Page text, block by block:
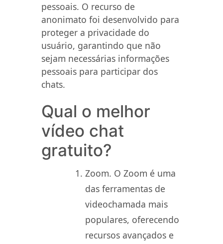
pessoais. O recurso de
anonimato foi desenvolvido para
proteger a privacidade do
usuário, garantindo que não
sejam necessárias informações
pessoais para participar dos
chats.
Qual o melhor
vídeo chat
gratuito?
Zoom. O Zoom é uma
das ferramentas de
videochamada mais
populares, oferecendo
recursos avançados e